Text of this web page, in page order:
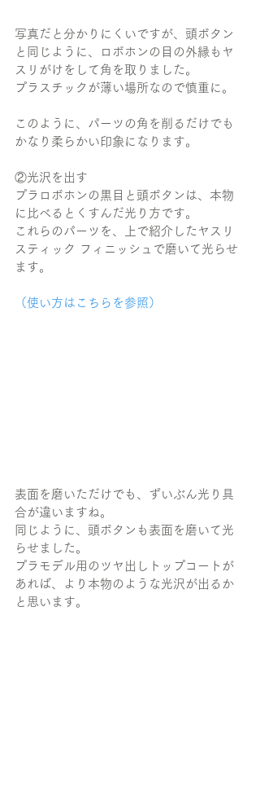
写真だと分かりにくいですが、頭ボタン
と同じように、ロボホンの目の外縁もヤ
スリがけをして角を取りました。
プラスチックが薄い場所なので慎重に。
このように、パーツの角を削るだけでも
かなり柔らかい印象になります。
②光沢を出す
プラロボホンの黒目と頭ボタンは、本物
に比べるとくすんだ光り方です。
これらのパーツを、上で紹介したヤスリ
スティック フィニッシュで磨いて光らせ
ます。
（使い方はこちらを参照）
表面を磨いただけでも、ずいぶん光り具
合が違いますね。
同じように、頭ボタンも表面を磨いて光
らせました。
プラモデル用のツヤ出しトップコートが
あれば、より本物のような光沢が出るか
と思います。